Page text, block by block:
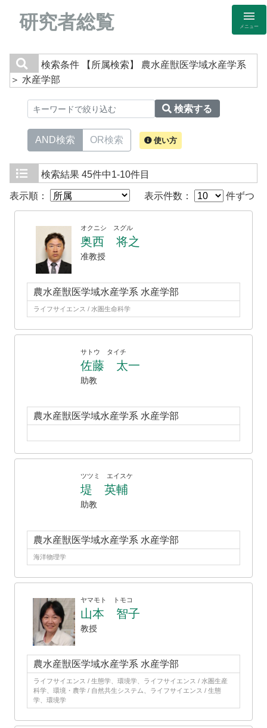
研究者総覧 メニュー
検索条件
【所属検索】 農水産獣医学域水産学系
＞ 水産学部
検索する
AND検索 OR検索 使い方
検索結果 45件中1-10件目
表示順： 表示件数： 件ずつ
オクニシ スグル
奥西 将之
准教授
農水産獣医学域水産学系 水産学部
ライフサイエンス / 水圏生命科学
サトウ タイチ
佐藤 太一
助教
農水産獣医学域水産学系 水産学部
ツツミ エイスケ
堤 英輔
助教
農水産獣医学域水産学系 水産学部
海洋物理学
ヤマモト トモコ
山本 智子
教授
農水産獣医学域水産学系 水産学部
ライフサイエンス / 生態学、環境学、ライフサイエンス / 水圏生産
科学、環境・農学 / 自然共生システム、ライフサイエンス / 生態
学、環境学